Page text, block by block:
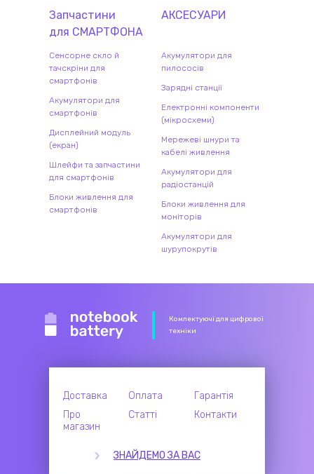
Запчастини
для СМАРТФОНА
Сенсорне скло й
тачскріни для
смартфонів
Акумулятори для
смартфонів
Дисплейний модуль
(екран)
Шлейфи та запчастини
для смартфонів
Блоки живлення для
смартфонів
АКСЕСУАРИ
Акумулятори для
пилососів
Зарядні станції
Електронні компоненти
(мікросхеми)
Мережеві шнури та
кабелі живлення
Акумулятори для
радіостанцій
Блоки живлення для
моніторів
Акумулятори для
шурупокрутів
Комлектуючі для цифрової
техніки
Доставка Оплата
Гарантія
Про
магазин
Статті Контакти
ЗНАЙДЕМО ЗА ВАС